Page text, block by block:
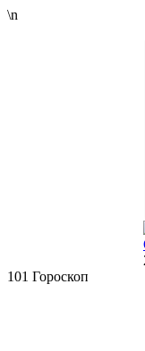
\n
101 Гороскоп